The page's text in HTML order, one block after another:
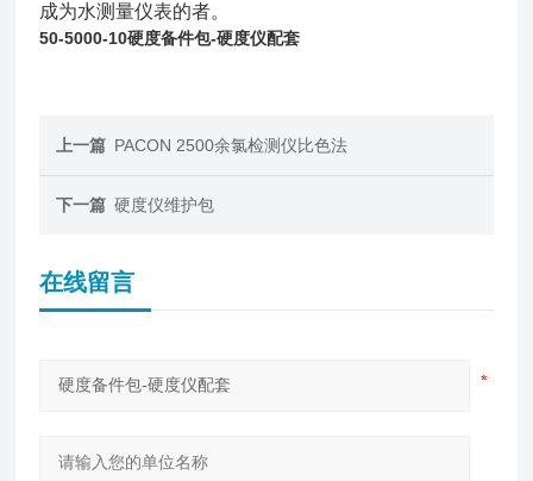
成为水测量仪表的者。
50-5000-10硬度备件包-硬度仪配套
上一篇 PACON 2500余氯检测仪比色法
下一篇 硬度仪维护包
在线留言